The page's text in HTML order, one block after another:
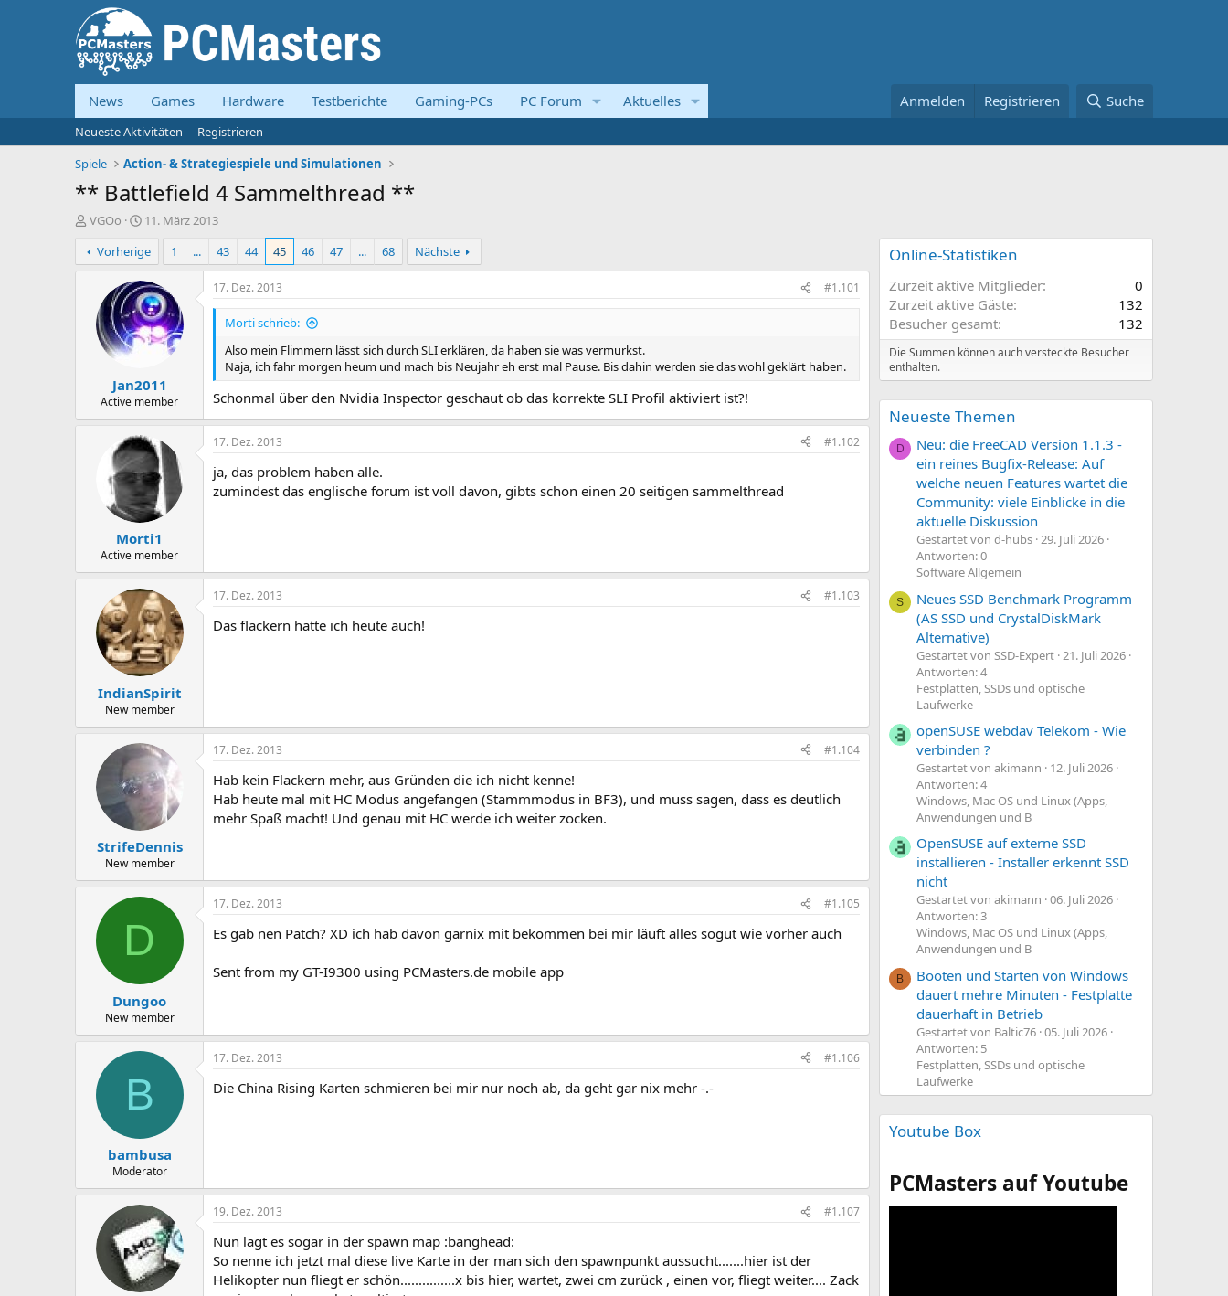
News Games Hardware Testberichte Gaming-PCs PC Forum Aktuelles Anmelden Registrieren Suche
Neueste Aktivitäten
Registrieren
Spiele
Action- & Strategiespiele und Simulationen
** Battlefield 4 Sammelthread **
E
s
t
VGOo
E
s
t
e
l
l
t
a
11. März 2013
Vorherige
1 ... 43 44 45 46 47 ... 68 Nächste
Jan2011
Active member
17. Dez. 2013 #1.101
Morti schrieb:
Also mein Flimmern lässt sich durch SLI erklären, da haben sie was vermurkst.
Naja, ich fahr morgen heum und mach bis Neujahr eh erst mal Pause. Bis dahin werden sie das wohl geklärt haben.
Schonmal über den Nvidia Inspector geschaut ob das korrekte SLI Profil aktiviert ist?!
Morti1
Active member
17. Dez. 2013 #1.102
ja, das problem haben alle.
zumindest das englische forum ist voll davon, gibts schon einen 20 seitigen sammelthread
IndianSpirit
New member
17. Dez. 2013 #1.103
Das flackern hatte ich heute auch!
StrifeDennis
New member
17. Dez. 2013 #1.104
Hab kein Flackern mehr, aus Gründen die ich nicht kenne!
Hab heute mal mit HC Modus angefangen (Stammmodus in BF3), und muss sagen, dass es deutlich
mehr Spaß macht! Und genau mit HC werde ich weiter zocken.
D
Dungoo
New member
17. Dez. 2013 #1.105
Es gab nen Patch? XD ich hab davon garnix mit bekommen bei mir läuft alles sogut wie vorher auch
Sent from my GT-I9300 using PCMasters.de mobile app
B
bambusa
Moderator
17. Dez. 2013 #1.106
Die China Rising Karten schmieren bei mir nur noch ab, da geht gar nix mehr -.-
19. Dez. 2013 #1.107
Nun lagt es sogar in der spawn map :banghead:
So nenne ich jetzt mal diese live Karte in der man sich den spawnpunkt aussucht.......hier ist der
Helikopter nun fliegt er schön...............x bis hier, wartet, zwei cm zurück , einen vor, fliegt weiter.... Zack
Online-Statistiken
Zurzeit aktive Mitglieder
0
Zurzeit aktive Gäste
132
Besucher gesamt
132
Die Summen können auch versteckte Besucher
enthalten.
Neueste Themen
D
Neu: die FreeCAD Version 1.1.3 -
ein reines Bugfix-Release: Auf
welche neuen Features wartet die
Community: viele Einblicke in die
aktuelle Diskussion
Gestartet von d-hubs 29. Juli 2026
Antworten: 0
Software Allgemein
S
Neues SSD Benchmark Programm
(AS SSD und CrystalDiskMark
Alternative)
Gestartet von SSD-Expert 21. Juli 2026
Antworten: 4
Festplatten, SSDs und optische
Laufwerke
openSUSE webdav Telekom - Wie
verbinden ?
Gestartet von akimann
12. Juli 2026
Antworten: 4
Windows, Mac OS und Linux (Apps,
Anwendungen und B
OpenSUSE auf externe SSD
installieren - Installer erkennt SSD
nicht
Gestartet von akimann 06. Juli 2026
Antworten: 3
Windows, Mac OS und Linux (Apps,
Anwendungen und B
B
Booten und Starten von Windows
dauert mehre Minuten - Festplatte
dauerhaft in Betrieb
Gestartet von Baltic76 05. Juli 2026
Antworten: 5
Festplatten, SSDs und optische
Laufwerke
Youtube Box
PCMasters auf Youtube